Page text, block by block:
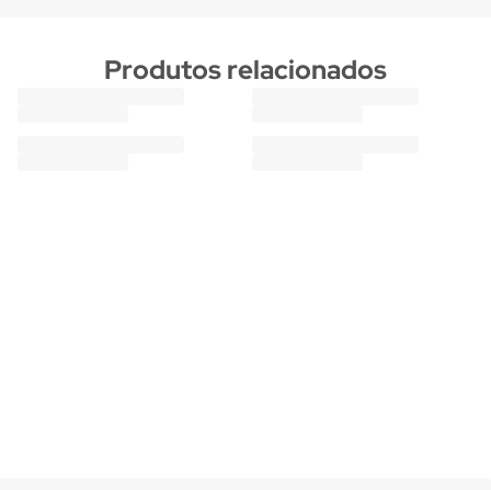
Produtos relacionados